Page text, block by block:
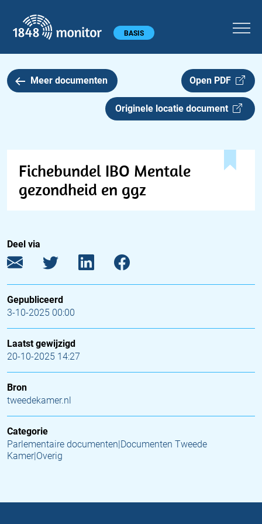
Hoofdmenu BASIS
Meer documenten Open PDF
Originele locatie document
Fichebundel IBO Mentale
gezondheid en ggz
Deel via
Gepubliceerd
3-10-2025 00:00
Laatst gewijzigd
20-10-2025 14:27
Bron
tweedekamer.nl
Categorie
Parlementaire documenten|Documenten Tweede
Kamer|Overig